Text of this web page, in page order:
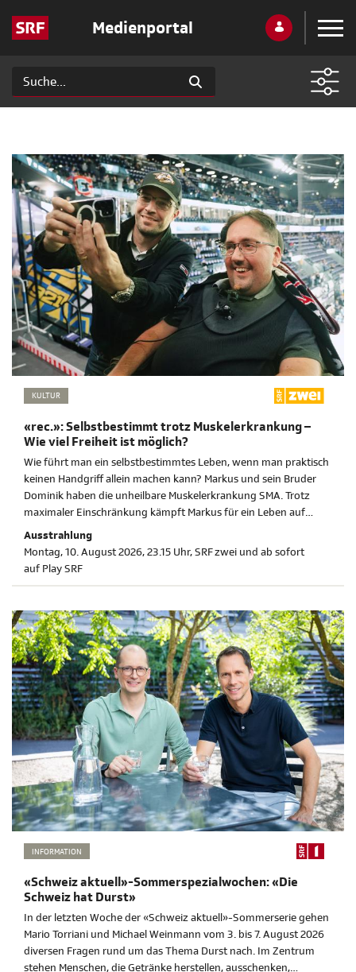
Medienportal
Interesse Neueste
KULTUR
«rec.»: Selbstbestimmt trotz Muskelerkrankung –
Wie viel Freiheit ist möglich?
Wie führt man ein selbstbestimmtes Leben, wenn man praktisch
keinen Handgriff allein machen kann? Markus und sein Bruder
Dominik haben die unheilbare Muskelerkrankung SMA. Trotz
maximaler Einschränkung kämpft Markus für ein Leben auf
Augenhöhe – zwischen Uni, elterlichem Bauernhof und
Fankurve.
Ausstrahlung
Montag, 10. August 2026, 23.15 Uhr, SRF zwei und ab sofort
auf Play SRF
INFORMATION
«Schweiz aktuell»-Sommerspezialwochen: «Die
Schweiz hat Durst»
In der letzten Woche der «Schweiz aktuell»-Sommerserie gehen
Mario Torriani und Michael Weinmann vom 3. bis 7. August 2026
diversen Fragen rund um das Thema Durst nach. Im Zentrum
stehen Menschen, die Getränke herstellen, ausschenken,